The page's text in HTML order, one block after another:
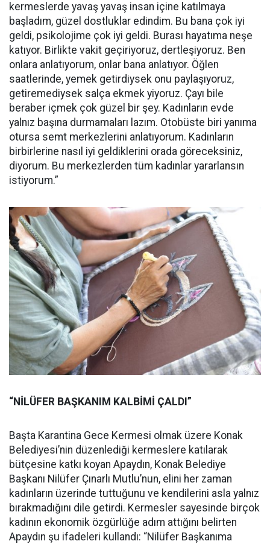
kermeslerde yavaş yavaş insan içine katılmaya
başladım, güzel dostluklar edindim. Bu bana çok iyi
geldi, psikolojime çok iyi geldi. Burası hayatıma neşe
katıyor. Birlikte vakit geçiriyoruz, dertleşiyoruz. Ben
onlara anlatıyorum, onlar bana anlatıyor. Öğlen
saatlerinde, yemek getirdiysek onu paylaşıyoruz,
getiremediysek salça ekmek yiyoruz. Çayı bile
beraber içmek çok güzel bir şey. Kadınların evde
yalnız başına durmamaları lazım. Otobüste biri yanıma
otursa semt merkezlerini anlatıyorum. Kadınların
birbirlerine nasıl iyi geldiklerini orada göreceksiniz,
diyorum. Bu merkezlerden tüm kadınlar yararlansın
istiyorum.”
“NİLÜFER BAŞKANIM KALBİMİ ÇALDI”
Başta Karantina Gece Kermesi olmak üzere Konak
Belediyesi’nin düzenlediği kermeslere katılarak
bütçesine katkı koyan Apaydın, Konak Belediye
Başkanı Nilüfer Çınarlı Mutlu’nun, elini her zaman
kadınların üzerinde tuttuğunu ve kendilerini asla yalnız
bırakmadığını dile getirdi. Kermesler sayesinde birçok
kadının ekonomik özgürlüğe adım attığını belirten
Apaydın şu ifadeleri kullandı: “Nilüfer Başkanıma